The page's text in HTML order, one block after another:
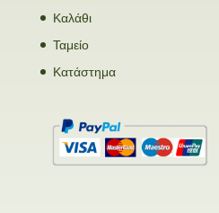
Καλάθι
Ταμείο
Κατάστημα